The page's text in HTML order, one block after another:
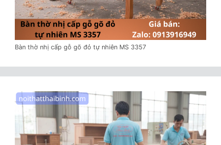
Bàn thờ nhị cấp gỗ gõ đỏ tự nhiên MS 3357